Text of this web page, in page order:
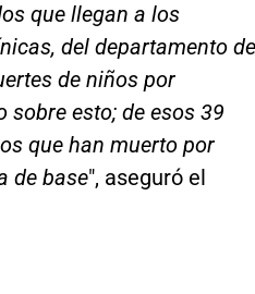
que llegan a los
del departamento de
de niños por
esto; de esos 39
que han muerto por
de base", aseguró el